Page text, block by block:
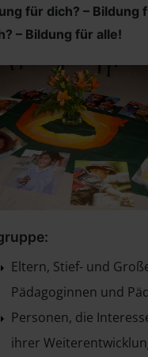
für dich? – Bildung
– Bildung für alle!
Eltern, Stief- und
Pädagoginnen und
Personen, die
ihrer